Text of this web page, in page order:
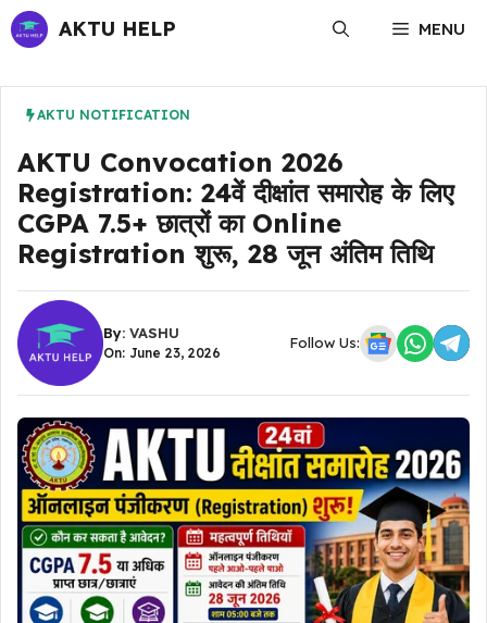
Skip
to
AKTU HELP MENU
AKTU NOTIFICATION
AKTU Convocation 2026
Registration: 24वें दीक्षांत समारोह के लिए
CGPA 7.5+ छात्रों का Online
Registration शुरू, 28 जून अंतिम तिथि
By: VASHU
On: June 23, 2026
Follow Us: